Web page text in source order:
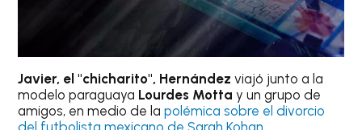
Javier, el "chicharito", Hernández viajó junto a la
modelo paraguaya Lourdes Motta y un grupo de
amigos, en medio de lapolémica sobre el divorcio
del futbolista mexicano de Sarah Kohan.